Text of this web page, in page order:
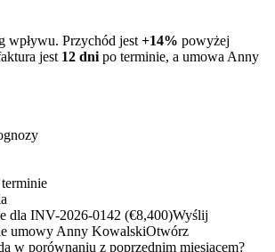
wpływu. Przychód jest+14% powyżej
jest 12 dnipo terminie, a umowa Anny
dla INV-2026-0142 (€8,400)Wyślij
umowy Anny KowalskiOtwórz
w porównaniu z poprzednim miesiącem?